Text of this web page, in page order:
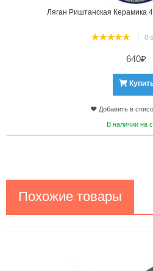
Ляган Риштанская Керамика
0
640₽
Добавить в
В наличии на
Похожие товары